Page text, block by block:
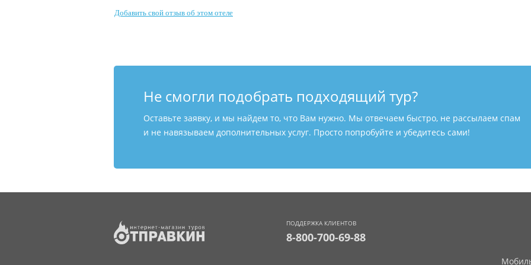
Добавить свой отзыв об этом отеле
Не смогли подобрать подходящий тур?
Оставьте заявку, и мы найдем то, что Вам нужно. Мы отвечаем быстро, не рассылаем спам
и не навязываем дополнительных услуг. Просто попробуйте и убедитесь сами!
ПОДДЕРЖКА КЛИЕНТОВ
8-800-700-69-88